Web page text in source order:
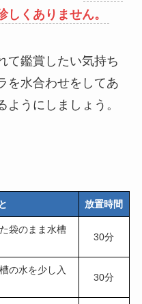
くありません。
て鑑賞したい気持ち
を水合わせをしてあ
うにしましょう。
放置時間
袋のまま水槽
30分
の水を少し入
30分